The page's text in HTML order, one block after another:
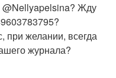
Жду
при желании, всегда
журнала?